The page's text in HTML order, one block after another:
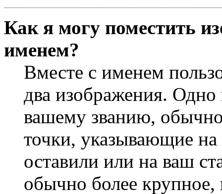
Как я могу поместить
именем?
Вместе с именем
два изображения.
вашему званию, обычно
точки, указывающие
оставили или на ваш
обычно более крупное,